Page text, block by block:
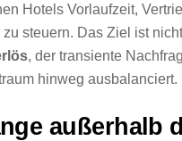
Hotels Vorlaufzeit,
steuern. Das Ziel ist
, der transiente
hinweg ausbalanciert.
außerhalb